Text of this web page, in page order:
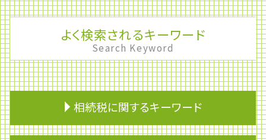
よく検索されるキーワード
Search Keyword
相続税に関するキーワード